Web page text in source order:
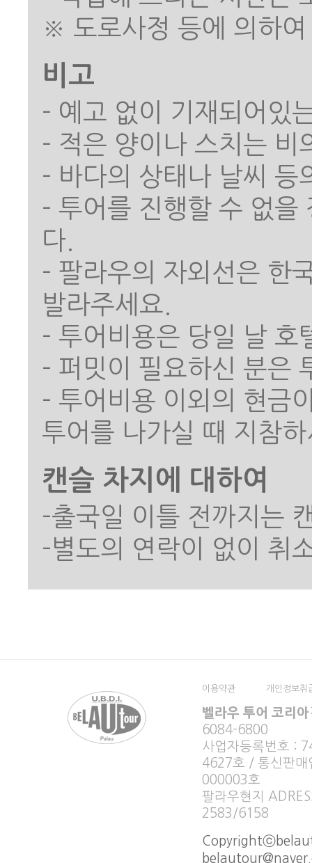
비고
- 예고 없이 기재되어있
- 적은 양이나 스치는 비
- 바다의 상태나 날씨 등
- 투어를 진행할 수 없을
다.
- 팔라우의 자외선은 한
발라주세요.
- 투어비용은 당일 날 호
- 퍼밋이 필요하신 분은
- 투어비용 이외의 현금
캔슬 차지에 대하여
-출국일 이틀 전까지는
이용약관 개인정보취
벨라우 투어 코리아
6084-6800
사업자등록번호 :
4627호 / 통신판
000003호
팔라우현지
2583/6158